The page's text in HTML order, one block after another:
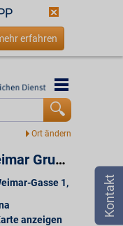
erfahren
Antilope - Konsum Weimar Gruppe
Gasse 1,
anzeigen